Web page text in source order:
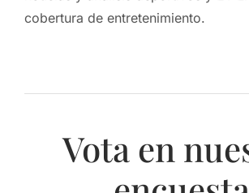
cobertura de entretenimiento.
Vota en